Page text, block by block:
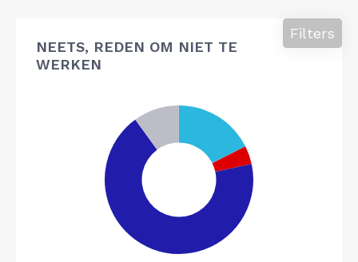
NEETS, REDEN OM NIET TE
WERKEN
Filters